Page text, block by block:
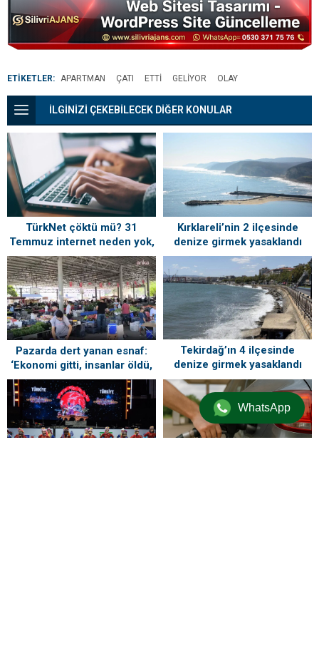
ETİKETLER: APARTMAN ÇATI ETTI GELIYOR OLAY
İLGİNİZİ ÇEKEBİLECEK DİĞER KONULAR
TürkNet çöktü mü? 31
Temmuz internet neden yok,
ne zaman gelecek?
Kırklareli’nin 2 ilçesinde
denize girmek yasaklandı
Pazarda dert yanan esnaf:
‘Ekonomi gitti, insanlar öldü,
kefenleyip gömecek adam
lazım’
Tekirdağ’ın 4 ilçesinde
denize girmek yasaklandı
WhatsApp